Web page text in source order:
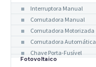
Interruptora Manual
Comutadora Manual
Comutadora Motorizada
Comutadora Automática
Chave Porta-Fusível
Fotovoltaico